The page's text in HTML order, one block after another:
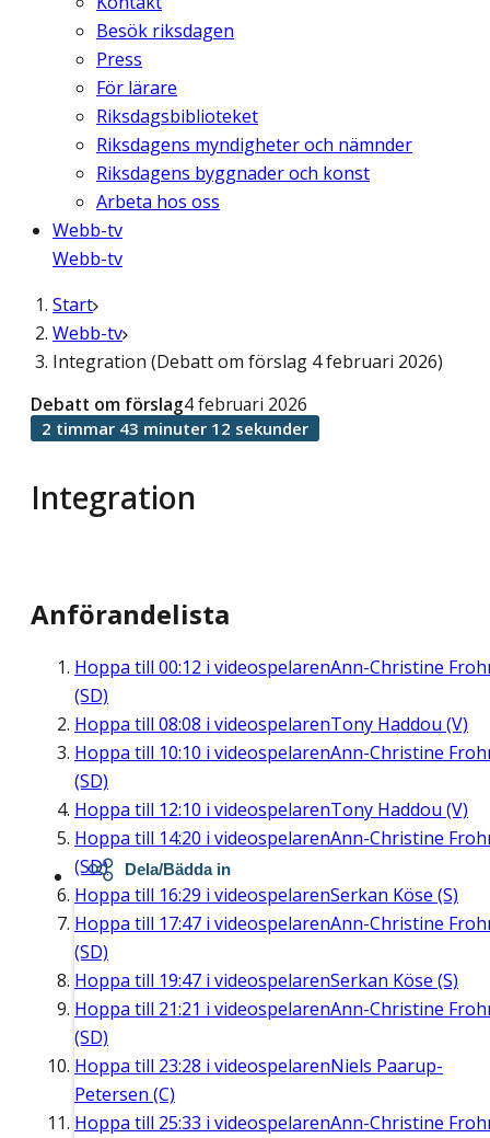
Besök riksdagen
Press
För lärare
Riksdagsbiblioteket
Riksdagens myndigheter och nämnder
Riksdagens byggnader och konst
Arbeta hos oss
Webb-tv
Webb-tv
Start
Webb-tv
Integration (Debatt om förslag 4 februari 2026)
Integration
Debatt om förslag4 februari 2026
2 timmar 43 minuter 12 sekunder
Anförandelista
Hoppa till 00:12 i videospelarenAnn-Christine
(SD)
Hoppa till 08:08 i videospelarenTony Haddou (V)
Hoppa till 10:10 i videospelarenAnn-Christine
(SD)
Hoppa till 12:10 i videospelarenTony Haddou (V)
Hoppa till 14:20 i videospelarenAnn-Christine
(SD)
Hoppa till 16:29 i videospelarenSerkan Köse (S)
Hoppa till 17:47 i videospelarenAnn-Christine
(SD)
Hoppa till 19:47 i videospelarenSerkan Köse (S)
Hoppa till 21:21 i videospelarenAnn-Christine
(SD)
Hoppa till 23:28 i videospelarenNiels Paarup-
Petersen (C)
Hoppa till 25:33 i videospelarenAnn-Christine
Dela/Bädda in